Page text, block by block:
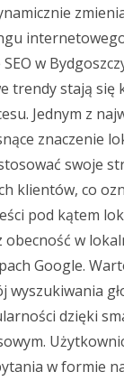
w
trendy stają się
Jednym z
znaczenie
swoje
klientów, co
pod kątem
obecność w
Google.
wyszukiwania
dzięki
w formie